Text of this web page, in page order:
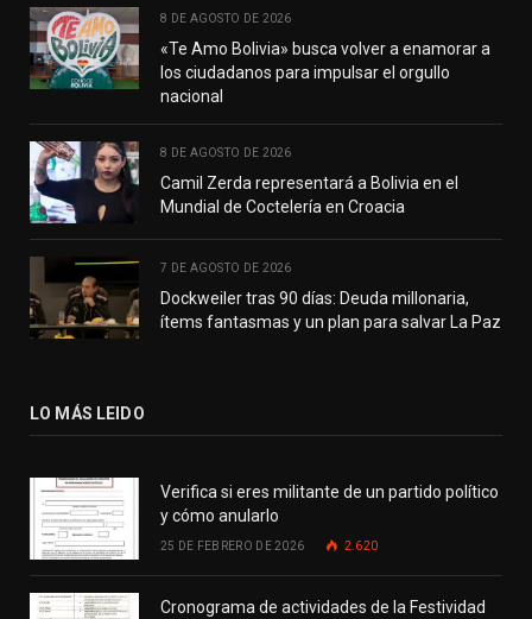
8 DE AGOSTO DE 2026
«Te Amo Bolivia» busca volver a enamorar a
los ciudadanos para impulsar el orgullo
nacional
8 DE AGOSTO DE 2026
Camil Zerda representará a Bolivia en el
Mundial de Coctelería en Croacia
7 DE AGOSTO DE 2026
Dockweiler tras 90 días: Deuda millonaria,
ítems fantasmas y un plan para salvar La Paz
LO MÁS LEIDO
Verifica si eres militante de un partido político
y cómo anularlo
25 DE FEBRERO DE 2026 2.620
Cronograma de actividades de la Festividad